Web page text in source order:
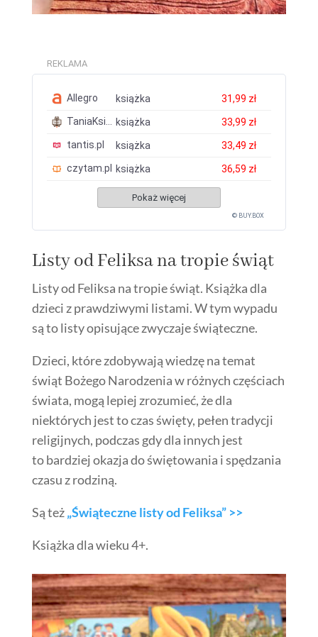
REKLAMA
Allegro książka
31,99 zł
TaniaKsiazka.pl
książka
33,99 zł
tantis.pl
książka
33,49 zł
czytam.pl
książka 36,59 zł
Pokaż więcej
© BUY.BOX
Listy od Feliksa na tropie świąt
Listy od Feliksa na tropie świąt. Książka dla
dzieci z prawdziwymi listami. W tym wypadu
są to listy opisujące zwyczaje świąteczne.
Dzieci, które zdobywają wiedzę na temat
świąt Bożego Narodzenia w różnych częściach
świata, mogą lepiej zrozumieć, że dla
niektórych jest to czas święty, pełen tradycji
religijnych, podczas gdy dla innych jest
to bardziej okazja do świętowania i spędzania
czasu z rodziną.
Są też„Świąteczne listy od Feliksa” >>
Książka dla wieku 4+.